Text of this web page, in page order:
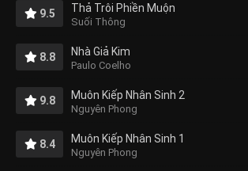
9.5 Thả Trôi Phiền Muộn
Suối Thông
8.8 Nhà Giả Kim
Paulo Coelho
9.8 Muôn Kiếp Nhân Sinh 2
Nguyên Phong
8.4 Muôn Kiếp Nhân Sinh 1
Nguyên Phong